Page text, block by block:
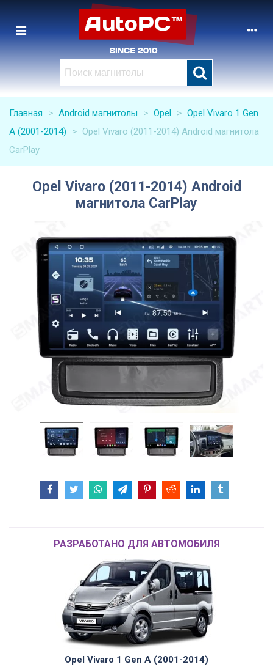
Главная > Android магнитолы > Opel > Opel Vivaro 1 Gen
A (2001-2014)
> Opel Vivaro (2011-2014) Android магнитола
CarPlay
Opel Vivaro (2011-2014) Android
магнитола CarPlay
РАЗРАБОТАНО ДЛЯ АВТОМОБИЛЯ
Opel Vivaro 1 Gen A (2001-2014)